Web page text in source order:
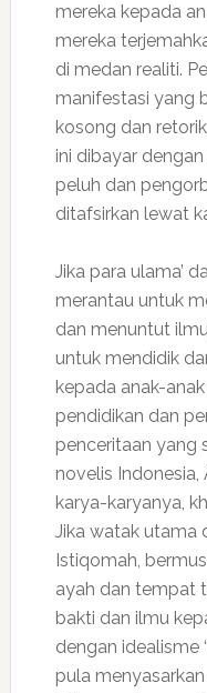
mereka kepada
mereka
di medan realiti.
manifestasi yang
kosong dan
ini dibayar
peluh dan
ditafsirkan lewat
Jika para ulama’
merantau untuk
dan menuntut
untuk mendidik
kepada anak-
pendidikan dan
penceritaan yang
novelis
karya-karyanya,
Jika watak utama
Istiqomah,
ayah dan tempat
bakti dan ilmu
dengan idealisme
pula